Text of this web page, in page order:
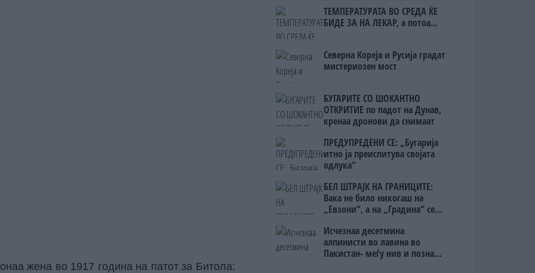
жена во 1917 година на патот за Битола:
ТЕМПЕРАТУРАТА ВО СРЕДА ЌЕ
БИДЕ ЗА НА ЛЕКАР, а потоа...
Северна Кореја и Русија градат
мистериозен мост
БУГАРИТЕ СО ШОКАНТНО
ОТКРИТИЕ по падот на Дунав,
кренаа дронови да снимаат
ПРЕДУПРЕДЕНИ СЕ: „Бугарија
итно ја преиспитува својата
одлука“
БЕЛ ШТРАЈК НА ГРАНИЦИТЕ:
Вака не било никогаш на
„Евзони“, а на „Градина“ се
Исчезнаа десетмина
алпинисти во лавина во
Пакистан- меѓу нив и познат